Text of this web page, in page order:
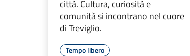
città. Cultura, curiosità e
comunità si incontrano nel cuore
di Treviglio.
Tempo libero